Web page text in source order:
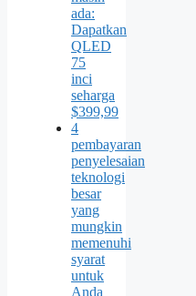
ada:
Dapatkan
QLED
75
inci
seharga
$399,99
4
pembayaran
penyelesaian
teknologi
besar
yang
mungkin
memenuhi
syarat
untuk
Anda